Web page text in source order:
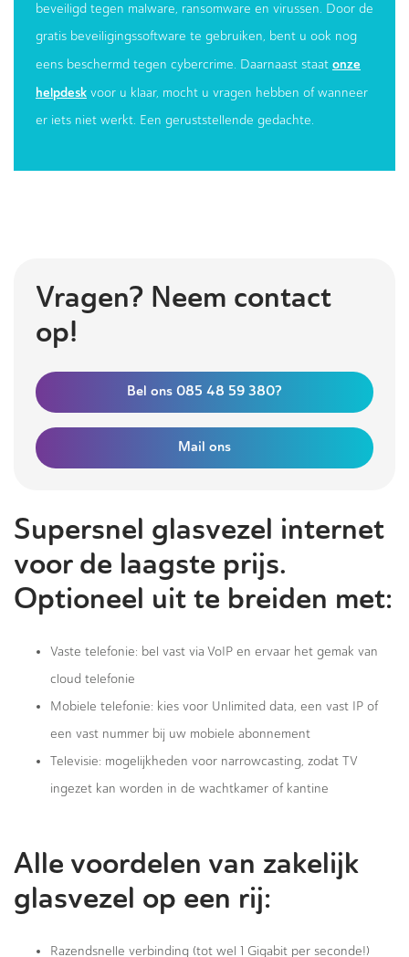
beveiligd tegen malware, ransomware en virussen. Door de
gratis beveiligingssoftware te gebruiken, bent u ook nog
eens beschermd tegen cybercrime. Daarnaast staat onze
helpdesk voor u klaar, mocht u vragen hebben of wanneer
er iets niet werkt. Een geruststellende gedachte.
Vragen? Neem contact
op!
Bel ons 085 48 59 380?
Mail ons
Supersnel glasvezel internet
voor de laagste prijs.
Optioneel uit te breiden met:
Vaste telefonie: bel vast via VoIP en ervaar het gemak van
cloud telefonie
Mobiele telefonie: kies voor Unlimited data, een vast IP of
een vast nummer bij uw mobiele abonnement
Televisie: mogelijkheden voor narrowcasting, zodat TV
ingezet kan worden in de wachtkamer of kantine
Alle voordelen van zakelijk
glasvezel op een rij:
Razendsnelle verbinding (tot wel 1 Gigabit per seconde!)